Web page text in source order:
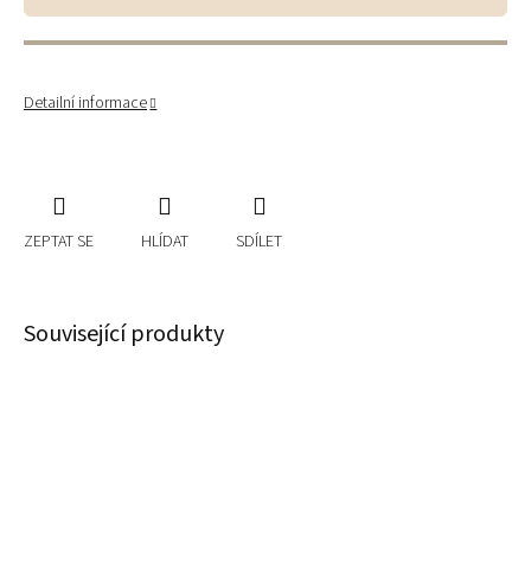
Detailní informace
ZEPTAT SE HLÍDAT SDÍLET
Související produkty